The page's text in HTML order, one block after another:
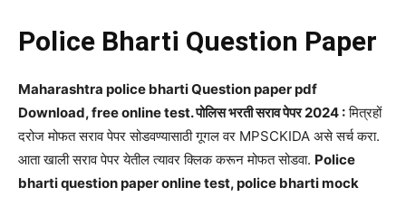
Police Bharti Question Paper
Maharashtra police bharti Question paper pdf
Download, free online test. पोलिस भरती सराव पेपर 2024 :मित्रहों
दरोज मोफत सराव पेपर सोडवण्यासाठी गूगल वर MPSCKIDA असे सर्च करा.
आता खाली सराव पेपर येतील त्यावर क्लिक करून मोफत सोडवा. Police
bharti question paper online test, police bharti mock